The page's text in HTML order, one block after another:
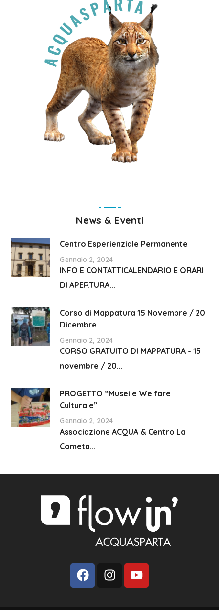
News & Eventi
Centro Esperienziale Permanente
Gennaio 2, 2024
INFO E CONTATTICALENDARIO E ORARI
DI APERTURA...
Corso di Mappatura 15 Novembre / 20
Dicembre
Gennaio 2, 2024
CORSO GRATUITO DI MAPPATURA - 15
novembre / 20...
PROGETTO “Musei e Welfare
Culturale”
Gennaio 2, 2024
Associazione ACQUA & Centro La
Cometa...